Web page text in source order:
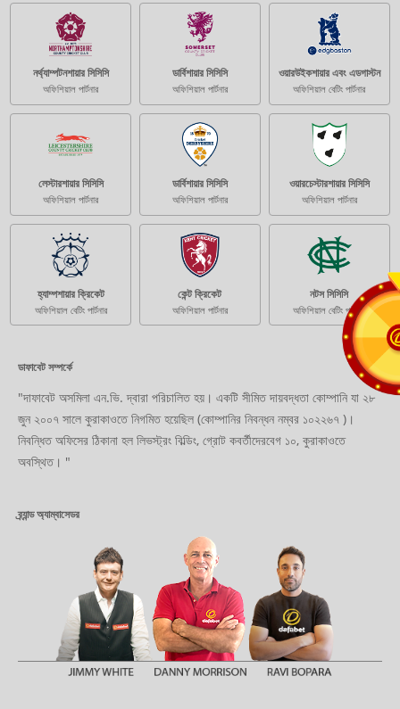
নর্থ্যাম্পটনশায়ার সিসিসি
অফিশিয়াল পার্টনার
ডার্বিশায়ার সিসিসি
অফিশিয়াল পার্টনার
ওয়ারউইকশায়ার এবং এডগাস্টন
অফিশিয়াল বেটিং পার্টনার
লেস্টারশায়ার সিসিসি
অফিশিয়াল পার্টনার
ডার্বিশায়ার সিসিসি
অফিশিয়াল পার্টনার
ওয়ারচেস্টারশায়ার সিসিসি
অফিশিয়াল পার্টনার
হ্যাম্পশায়ার ক্রিকেট
অফিশিয়াল বেটিং পার্টনার
কেন্ট ক্রিকেট
অফিশিয়াল পার্টনার
নটস সিসিসি
অফিশিয়াল বেটিং পার্টনার
ডাফাবেট সম্পর্কে
"দাফাবেট অসমিলা এন.ভি. দ্বারা পরিচালিত হয়। একটি সীমিত দায়বদ্ধতা কোম্পানি যা ২৮
জুন ২০০৭ সালে কুরাকাওতে নিগমিত হয়েছিল (কোম্পানির নিবন্ধন নম্বর ১০২২৬৭ )।
নিবন্ধিত অফিসের ঠিকানা হল লিভস্ট্রং বিল্ডিং, গ্রোট কবর্তীদেরবেগ ১০, কুরাকাওতে
অবস্থিত। "
ব্র্যান্ড অ্যাম্বাসেডর